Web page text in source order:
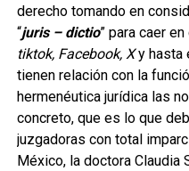
derecho tomando en
“juris – dictio” para caer
tiktok, Facebook, Xy hasta
tienen relación con la
hermenéutica jurídica las
concreto, que es lo que
juzgadoras con total
México, la doctora